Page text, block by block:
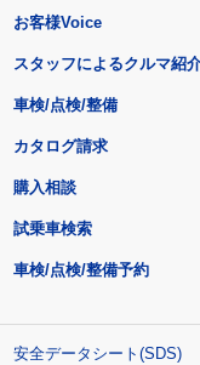
お客様Voice
スタッフによるクルマ紹
車検/点検/整備
カタログ請求
購入相談
試乗車検索
車検/点検/整備予約
安全データシート(SDS)